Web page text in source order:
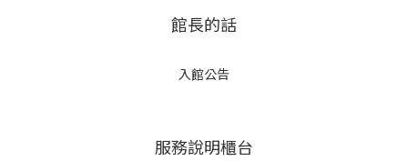
館長的話
入館公告
服務說明櫃台